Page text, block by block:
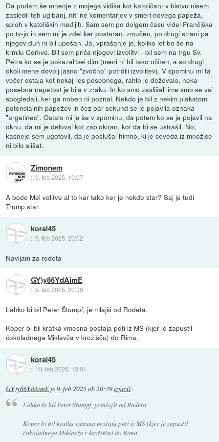
Da podam še mnenje z mojega vidika kot katoličan: v bistvu nisem
zasledil teh ugibanj, niti ne komentarjev v smeri novega papeža,
sploh v katoliških medijih. Sam sem po dolgem času videl Frančiška
po tv-ju in sem mi je zdel kar postaran, zmučen, po drugi strani pa
njegov duh ni bil upešan. Ja, vprašanje je, koliko let bo še na
krmilu Cerkve. Bil sem priča njegovi izvolitvi - bil sem na trgu Sv.
Petra ko se je pokazal bel dim (meni ni bil tako očiten, a so drugi
okoli mene dovolj jasno "zvočno" potrdili izvolitev). V spominu mi ta
večer ostaja kot nekaj res posebnega, rahlo je deževalo, neka
posebna napetost je bila v zraku. In ko smo zaslišali ime smo se vsi
spogledali, ker ga noben ni poznal. Nekdo je bil z nekim plakatom
potencialnih papežev in čez par sekund se je pojavila oznaka
"argetinec". Ostalo mi je še v spominu, da potem ko se je pojavil na
oknu, da mi je deloval kot zablokiran, kot da bi se ustrašil. No,
kasneje sem ugotovil, da je poslušal himno, ki je seveda iz množice
ni bilo slišat.
Zimonem
::9. feb 2025, 19:07
A bodo Mel volitve al to kar tako ker je nekdo star? Saj je tudi
Trump star.
koral45
::9. feb 2025, 20:02
Navijam za rodeta
GY)y86YdAimE
::9. feb 2025, 20:39
Lahko bi bil Peter Štumpf, je mlajši od Rodeta.
Koper bi bil kratka vmesna postaja poti iz MS (kjer je zapustil
čokoladnega Miklavža v krožišču) do Rima.
koral45
:: 10. feb 2025, 13:01
GY)y86YdAimEje9. feb 2025 ob 20:39izjavil:
Lahko bi bil Peter Štumpf, je mlajši od Rodeta.
Koper bi bil kratka vmesna postaja poti iz MS (kjer je zapustil
čokoladnega Miklavža v krožišču) do Rima.